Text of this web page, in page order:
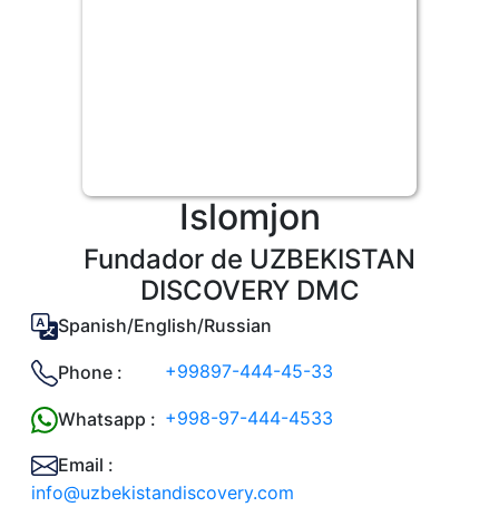
Islomjon
Fundador de UZBEKISTAN
DISCOVERY DMC
Spanish/English/Russian
Phone : +99897-444-45-33
Whatsapp : +998-97-444-4533
Email :
info@uzbekistandiscovery.com